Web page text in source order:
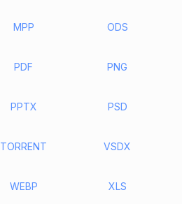
MPP ODS
PDF PNG
PPTX PSD
TORRENT VSDX
WEBP XLS